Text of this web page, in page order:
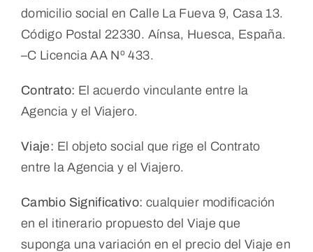
domicilio social en Calle La Fueva 9, Casa 13.
Código Postal 22330. Aínsa, Huesca, España.
–C Licencia AA Nº 433.
Contrato: El acuerdo vinculante entre la
Agencia y el Viajero.
Viaje: El objeto social que rige el Contrato
entre la Agencia y el Viajero.
Cambio Significativo: cualquier modificación
en el itinerario propuesto del Viaje que
suponga una variación en el precio del Viaje en